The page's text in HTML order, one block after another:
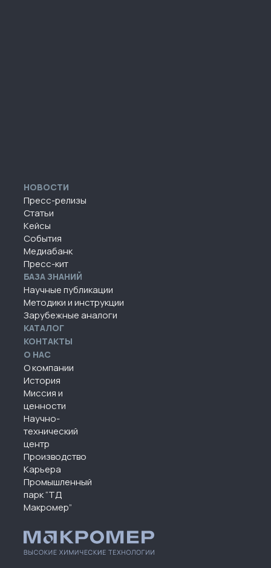
НОВОСТИ
Пресс-релизы
Статьи
Кейсы
События
Медиабанк
Пресс-кит
БАЗА ЗНАНИЙ
Научные публикации
Методики и инструкции
Зарубежные аналоги
КАТАЛОГ
КОНТАКТЫ
О НАС
О компании
История
Миссия и
ценности
Научно-
технический
центр
Производство
Карьера
Промышленный
парк “ТД
Макромер”